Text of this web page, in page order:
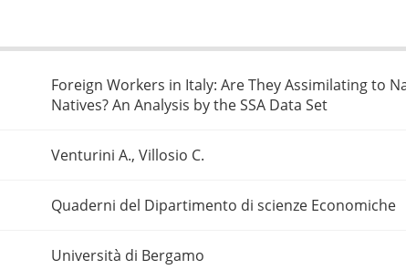
Foreign Workers in Italy: Are They Assimilating to
Natives? An Analysis by the SSA Data Set
Venturini A., Villosio C.
Quaderni del Dipartimento di scienze Economiche
Università di Bergamo